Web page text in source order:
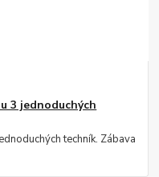
3 jednoduchých
techník. Zábava